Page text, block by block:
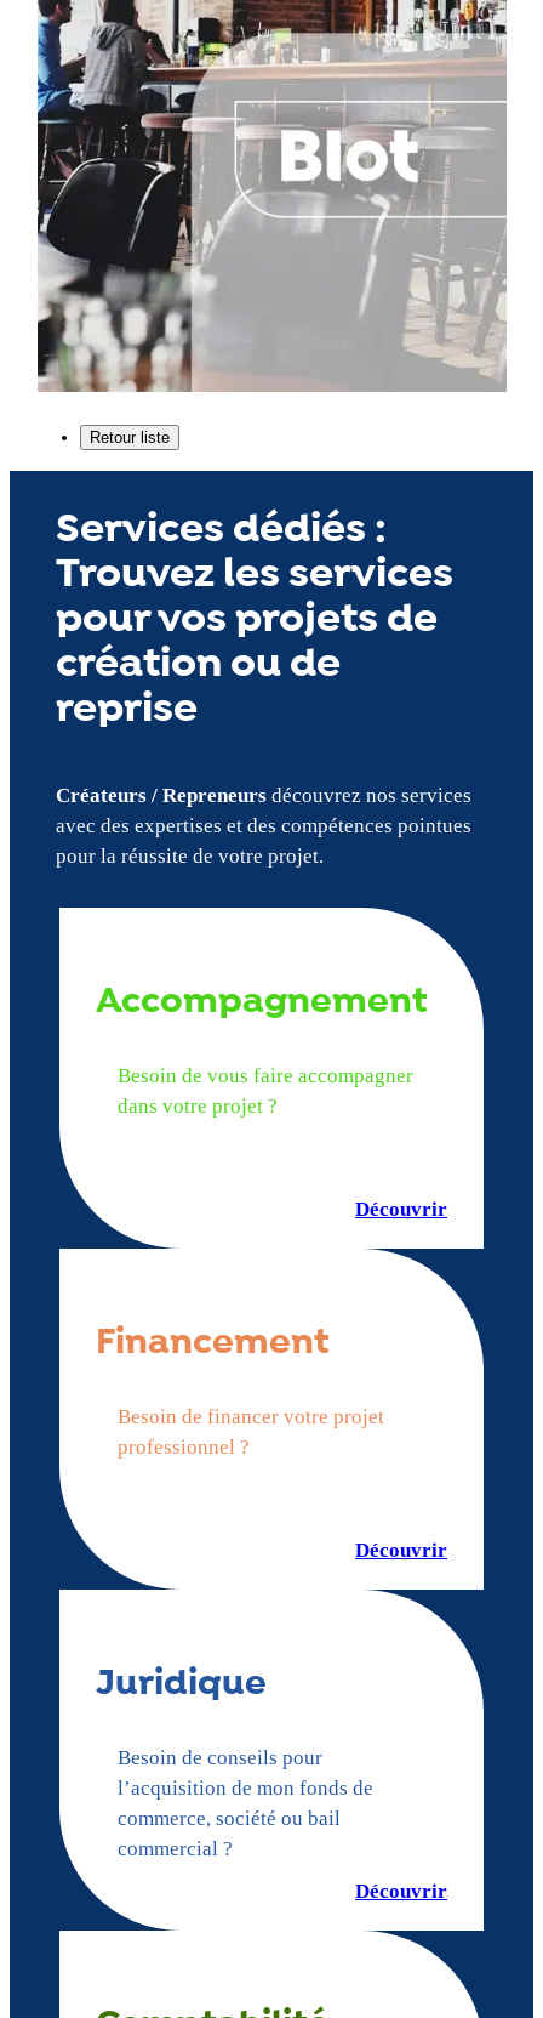
Services dédiés :
Trouvez les services
pour vos projets de
création ou de
reprise
Créateurs / Repreneursdécouvrez nos services
avec des expertises et des compétences pointues
pour la réussite de votre projet.
Accompagnement
Besoin de vous faire accompagner
dans votre projet ?
Découvrir
Financement
Besoin de financer votre projet
professionnel ?
Découvrir
Juridique
Besoin de conseils pour
l’acquisition de mon fonds de
commerce, société ou bail
commercial ?
Découvrir